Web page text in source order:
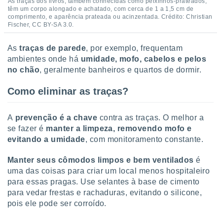
utilizar
criar
medir o
dos
de
de dados
fontes,
e melhorar
dados
têm um corpo alongado e achatado, com cerca de 1 a 1,5 cm de
comprimento, e aparência prateada ou acinzentada. Crédito: Christian
Fischer, CC BY-SA 3.0.
As traças de parede, por exemplo, frequentam
ambientes onde há umidade, mofo, cabelos e pelos
no chão, geralmente banheiros e quartos de dormir.
Como eliminar as traças?
A prevenção é a chave contra as traças. O melhor a
se fazer é manter a limpeza, removendo mofo e
evitando a umidade, com monitoramento constante.
Manter seus cômodos limpos e bem ventilados é
uma das coisas para criar um local menos hospitaleiro
para essas pragas. Use selantes à base de cimento
para vedar frestas e rachaduras, evitando o silicone,
pois ele pode ser corroído.